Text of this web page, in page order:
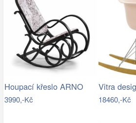
Houpací křeslo ARNO
3990,-Kč 18460,-Kč